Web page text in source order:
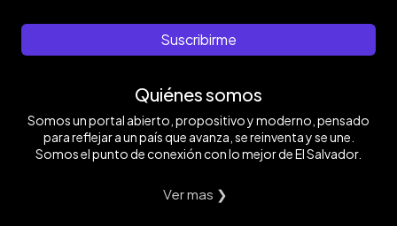
Suscribirme
Quiénes somos
Somos un portal abierto, propositivo y moderno, pensado
para reflejar a un país que avanza, se reinventa y se une.
Somos el punto de conexión con lo mejor de El Salvador.
Ver mas ❯